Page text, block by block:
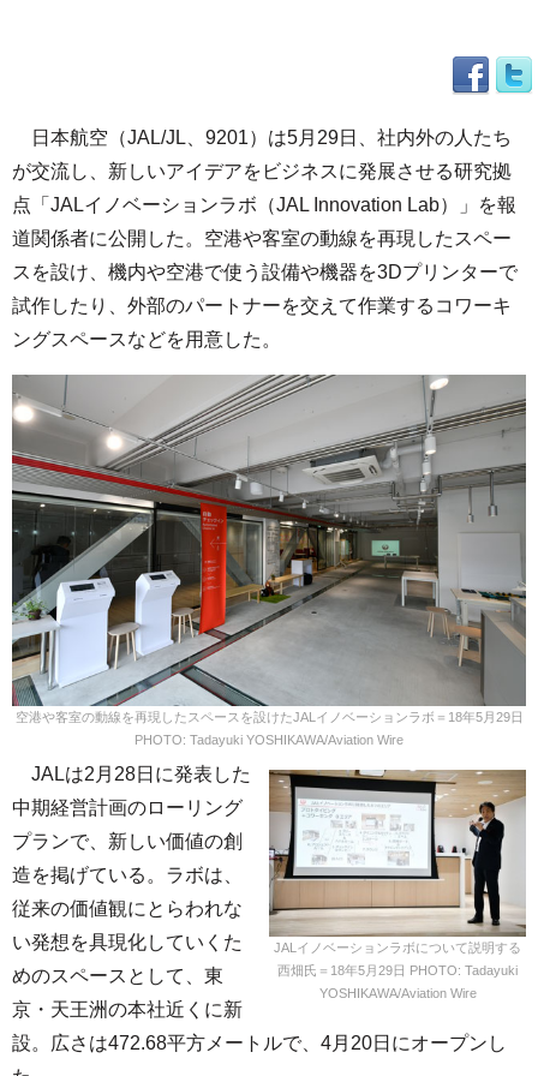
日本航空（JAL/JL、9201）は5月29日、社内外の人たち
が交流し、新しいアイデアをビジネスに発展させる研究拠
点「JALイノベーションラボ（JAL Innovation Lab）」を報
道関係者に公開した。空港や客室の動線を再現したスペー
スを設け、機内や空港で使う設備や機器を3Dプリンターで
試作したり、外部のパートナーを交えて作業するコワーキ
ングスペースなどを用意した。
空港や客室の動線を再現したスペースを設けたJALイノベーションラボ＝18年5月29日
PHOTO: Tadayuki YOSHIKAWA/Aviation Wire
JALイノベーションラボについて説明する
西畑氏＝18年5月29日 PHOTO: Tadayuki
YOSHIKAWA/Aviation Wire
JALは2月28日に発表した
中期経営計画のローリング
プランで、新しい価値の創
造を掲げている。ラボは、
従来の価値観にとらわれな
い発想を具現化していくた
めのスペースとして、東
京・天王洲の本社近くに新
設。広さは472.68平方メートルで、4月20日にオープンし